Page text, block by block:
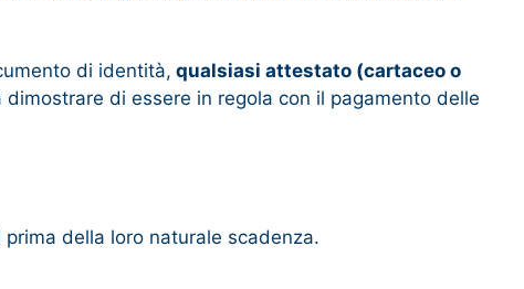
di identità, qualsiasi attestato (cartaceo o
dimostrare di essere in regola con il pagamento delle
della loro naturale scadenza.